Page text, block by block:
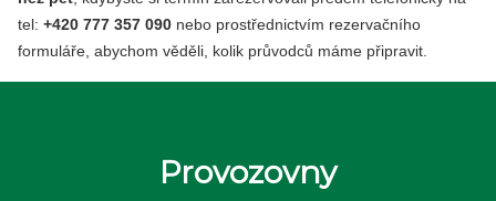
tel: +420 777 357 090 nebo prostřednictvím rezervačního
formuláře, abychom věděli, kolik průvodců máme připravit.
Provozovny